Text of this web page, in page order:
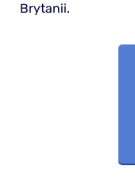
Brytanii.